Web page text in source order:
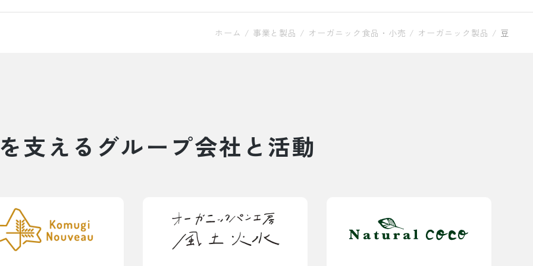
ホーム / 事業と製品 / オーガニック食品・小売 / オーガニック製品 / 豆
支えるグループ会社と活動